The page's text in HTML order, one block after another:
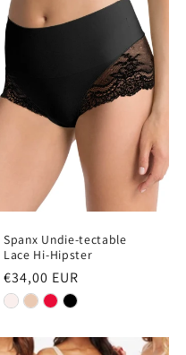
Spanx Undie-tectable
Lace Hi-Hipster
Normale
prijs
€34,00 EUR